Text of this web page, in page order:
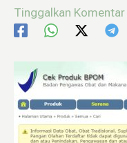
Tinggalkan Komentar